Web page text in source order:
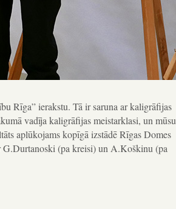
Rīga” ierakstu. Tā ir saruna ar kaligrāfijas
vadīja kaligrāfijas meistarklasi, un mūsu
aplūkojams kopīgā izstādē Rīgas Domes
(pa kreisi) un A.Koškinu (pa